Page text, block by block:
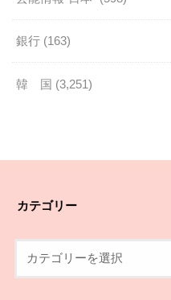
銀行 (163)
韓 国 (3,251)
カテゴリー